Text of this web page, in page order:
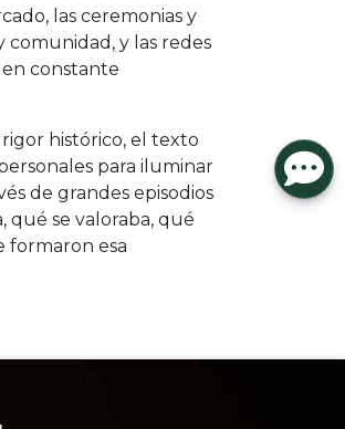
las ceremonias y
comunidad, y las redes
constante
histórico, el texto
para iluminar
de grandes episodios
qué se valoraba, qué
formaron esa